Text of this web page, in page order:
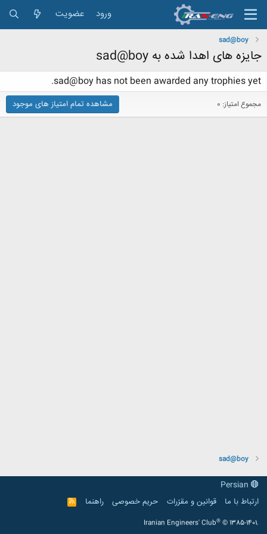
ورود عضویت
sad@boy
جایزه های اهدا شده به sad@boy
sad@boy has not been awarded any trophies yet.
مجموع امتیاز: 0 مشاهده تمام امتیاز های موجود
sad@boy
ارتباط با ما
قوانین و مقرّرات حریم خصوصی راهنما
R
S
Iranian Engineers' Club® © 1385-1401.